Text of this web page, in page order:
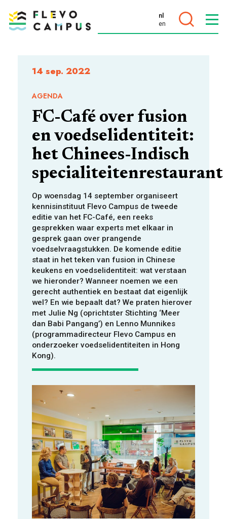
PROGRAMMA’S
VOOR WIE
ONTDEKKEN
OVER
FOOD PIONEERS
nl
en
14 sep. 2022
AGENDA
FC-Café over fusion
en voedselidentiteit:
het Chinees-Indisch
specialiteitenrestaurant
Op woensdag 14 september organiseert
kennisinstituut Flevo Campus de tweede
editie van het FC-Café, een reeks
gesprekken waar experts met elkaar in
gesprek gaan over prangende
voedselvraagstukken. De komende editie
staat in het teken van fusion in Chinese
keukens en voedselidentiteit: wat verstaan
we hieronder? Wanneer noemen we een
gerecht authentiek en bestaat dat eigenlijk
wel? En wie bepaalt dat? We praten hierover
met Julie Ng (oprichtster Stichting ‘Meer
dan Babi Pangang’) en Lenno Munnikes
(programmadirecteur Flevo Campus en
onderzoeker voedselidentiteiten in Hong
Kong).